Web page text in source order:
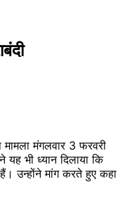
मामला मंगलवार 3 फरवरी
भी ध्यान दिलाया कि
उन्होंने मांग करते हुए कहा